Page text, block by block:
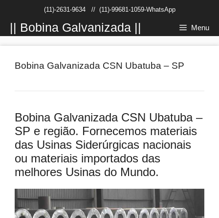
conteúdo
(11)-2631-9634// (11)-99681-1059-WhatsApp
|| Bobina Galvanizada || Menu
Bobina Galvanizada CSN Ubatuba – SP
Bobina Galvanizada CSN Ubatuba –
SP e região. Fornecemos materiais
das Usinas Siderúrgicas nacionais
ou materiais importados das
melhores Usinas do Mundo.